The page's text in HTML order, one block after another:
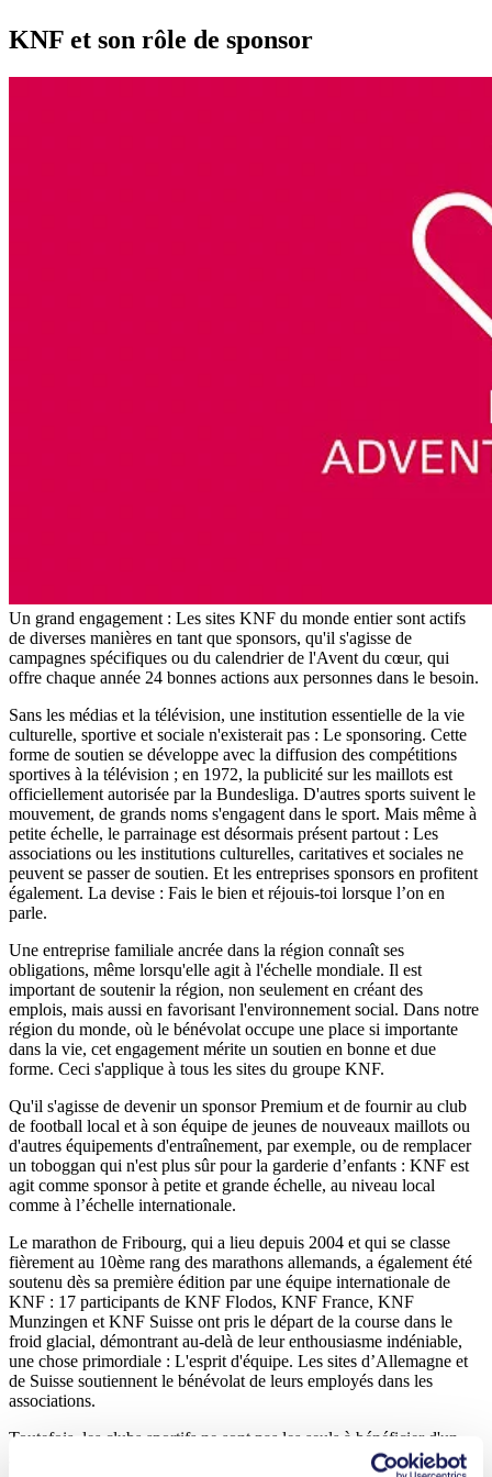
KNF et son rôle de sponsor
Un grand engagement : Les sites KNF du monde entier sont actifs
de diverses manières en tant que sponsors, qu'il s'agisse de
campagnes spécifiques ou du calendrier de l'Avent du cœur, qui
offre chaque année 24 bonnes actions aux personnes dans le besoin.
Sans les médias et la télévision, une institution essentielle de la vie
culturelle, sportive et sociale n'existerait pas : Le sponsoring. Cette
forme de soutien se développe avec la diffusion des compétitions
sportives à la télévision ; en 1972, la publicité sur les maillots est
officiellement autorisée par la Bundesliga. D'autres sports suivent le
mouvement, de grands noms s'engagent dans le sport. Mais même à
petite échelle, le parrainage est désormais présent partout : Les
associations ou les institutions culturelles, caritatives et sociales ne
peuvent se passer de soutien. Et les entreprises sponsors en profitent
également. La devise : Fais le bien et réjouis-toi lorsque l’on en
parle.
Une entreprise familiale ancrée dans la région connaît ses
obligations, même lorsqu'elle agit à l'échelle mondiale. Il est
important de soutenir la région, non seulement en créant des
emplois, mais aussi en favorisant l'environnement social. Dans notre
région du monde, où le bénévolat occupe une place si importante
dans la vie, cet engagement mérite un soutien en bonne et due
forme. Ceci s'applique à tous les sites du groupe KNF.
Qu'il s'agisse de devenir un sponsor Premium et de fournir au club
de football local et à son équipe de jeunes de nouveaux maillots ou
d'autres équipements d'entraînement, par exemple, ou de remplacer
un toboggan qui n'est plus sûr pour la garderie d’enfants : KNF est
agit comme sponsor à petite et grande échelle, au niveau local
comme à l’échelle internationale.
Le marathon de Fribourg, qui a lieu depuis 2004 et qui se classe
fièrement au 10ème rang des marathons allemands, a également été
soutenu dès sa première édition par une équipe internationale de
KNF : 17 participants de KNF Flodos, KNF France, KNF
Munzingen et KNF Suisse ont pris le départ de la course dans le
froid glacial, démontrant au-delà de leur enthousiasme indéniable,
une chose primordiale : L'esprit d'équipe. Les sites d’Allemagne et
de Suisse soutiennent le bénévolat de leurs employés dans les
associations.
Toutefois, les clubs sportifs ne sont pas les seuls à bénéficier d'un
soutien : les événements importants aussi, comme le concours «